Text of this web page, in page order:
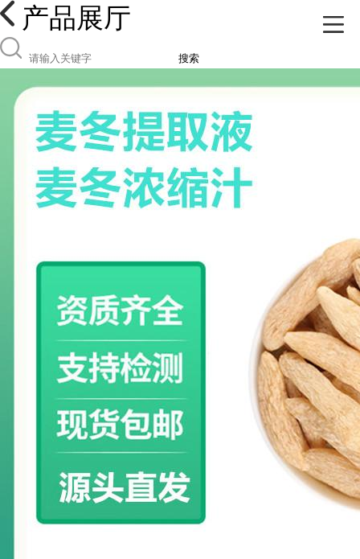
产品展厅
搜索